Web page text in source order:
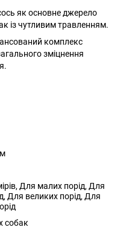
як основне джерело
із чутливим травленням.
комплекс
зміцнення
Для малих порід, Для
Для великих порід, Для
собак